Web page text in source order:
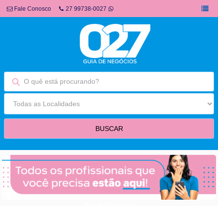
Fale Conosco 27 99738-0027